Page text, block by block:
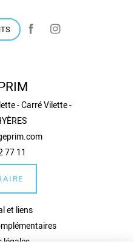
- Carré Vilette -
77 11
et liens
légales